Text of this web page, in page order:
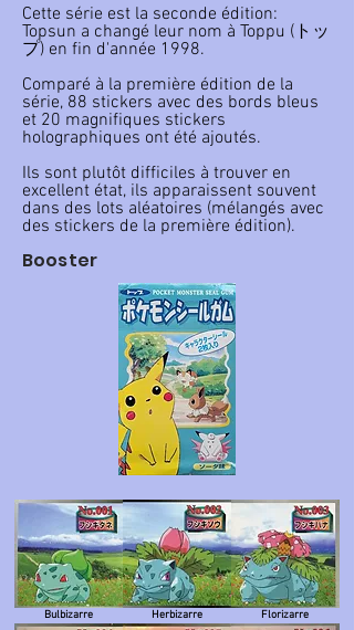
Cette série est la seconde édition:
Topsun a changé leur nom à Toppu (トッ
プ) en fin d'année 1998.
Comparé à la première édition de la
série, 88 stickers avec des bords bleus
et 20 magnifiques stickers
holographiques ont été ajoutés.
Ils sont plutôt difficiles à trouver en
excellent état, ils apparaissent souvent
dans des lots aléatoires (mélangés avec
des stickers de la première édition).
Booster
Bulbizarre Herbizarre Florizarre